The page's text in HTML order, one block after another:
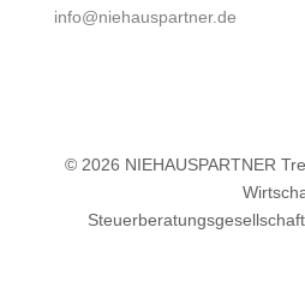
info@niehauspartner.de
© 2026 NIEHAUSPARTNER